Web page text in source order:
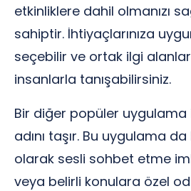
etkinliklere dahil olmanızı
sahiptir. İhtiyaçlarınıza
seçebilir ve ortak ilgi
insanlarla tanışabilirsiniz.
Bir diğer popüler uygulama
adını taşır. Bu uygulama da
olarak sesli sohbet etme
veya belirli konulara özel